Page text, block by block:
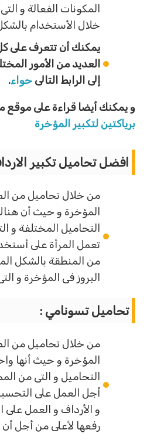
المكونات الفعالة و
خلال الأستخدام
يمكنك أن تتعرف على
العديد من الأمور
إلى الرابط التالى حواء.
و يمكنك أيضا قراءة على
برياكتين لتكبير المؤخرة
افضل تحاميل تكبير
من خلال تحاميل من
المؤخرة و حيث أن
التحاميل المختلفة و
تعمل المرأة على
من المنطقة بالشكل
البروز فى المؤخرة و
تحاميل تسونامي :
من خلال تحاميل من
المؤخرة و حيث أنها
التحاميل و التى من
أجل العمل على
و الأرداف و العمل على
رفعها لأعلى من أجل أن